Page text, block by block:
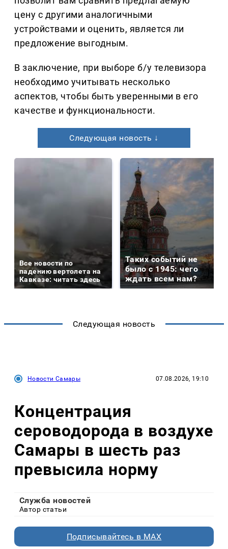
цену с другими аналогичными
устройствами и оценить, является ли
предложение выгодным.
В заключение, при выборе б/у телевизора
необходимо учитывать несколько
аспектов, чтобы быть уверенными в его
качестве и функциональности.
Следующая новость ↓
Все новости по
падению вертолета на
Кавказе: читать здесь
Таких событий не
было с 1945: чего
ждать всем нам?
Следующая новость
Новости Самары 07.08.2026, 19:10
Концентрация
сероводорода в воздухе
Самары в шесть раз
превысила норму
Служба новостей
Автор статьи
Подписывайтесь в MAX